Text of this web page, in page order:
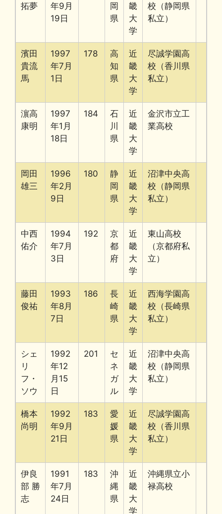
拓夢
年9月
19日
岡
県
畿
大
学
校（静岡県
私立）
濱田
貴流
馬
1997
年7月
1日
178
高
知
県
近
畿
大
学
尽誠学園高
校（香川県
私立）
濵高
康明
1997
年1月
18日
184
石
川
県
近
畿
大
学
金沢市立工
業高校
岡田
雄三
1996
年2月
9日
180
静
岡
県
近
畿
大
学
沼津中央高
校（静岡県
私立）
中西
佑介
1994
年7月
3日
192
京
都
府
近
畿
大
学
東山高校
（京都府私
立）
藤田
俊祐
1993
年8月
7日
186
長
崎
県
近
畿
大
学
西海学園高
校（長崎県
私立）
シェ
リ
フ・
ソウ
1992
年12
月15
日
201
セ
ネ
ガ
ル
近
畿
大
学
沼津中央高
校（静岡県
私立）
橋本
尚明
1992
年9月
21日
183
愛
媛
県
近
畿
大
学
尽誠学園高
校（香川県
私立）
伊良
部 勝
志
1991
年7月
24日
183
沖
縄
県
近
畿
大
学
沖縄県立小
禄高校